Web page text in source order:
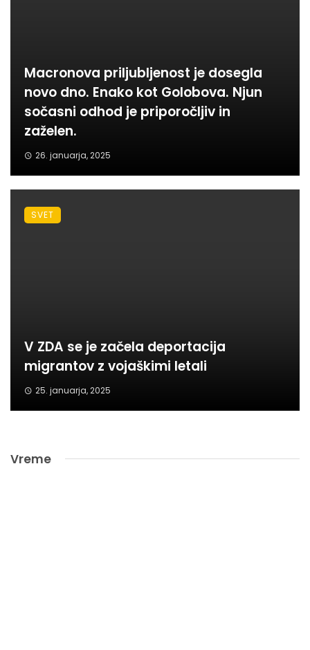
Macronova priljubljenost je dosegla
novo dno. Enako kot Golobova. Njun
sočasni odhod je priporočljiv in
zaželen.
26. januarja, 2025
V ZDA se je začela deportacija
migrantov z vojaškimi letali
25. januarja, 2025
SVET
Vreme